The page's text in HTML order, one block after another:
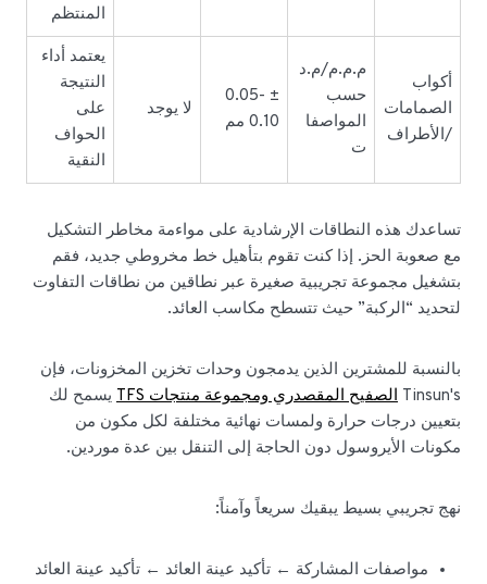
المنتظم
أكواب
الصمامات
/الأطراف
م.م.م/م.د
حسب
المواصفا
ت
± 0.05-
0.10 مم
لا يوجد
يعتمد أداء
النتيجة
على
الحواف
النقية
تساعدك هذه النطاقات الإرشادية على مواءمة مخاطر التشكيل
مع صعوبة الحز. إذا كنت تقوم بتأهيل خط مخروطي جديد، فقم
بتشغيل مجموعة تجريبية صغيرة عبر نطاقين من نطاقات التفاوت
لتحديد “الركبة” حيث تتسطح مكاسب العائد.
بالنسبة للمشترين الذين يدمجون وحدات تخزين المخزونات، فإن
Tinsun's الصفيح المقصدري ومجموعة منتجات TFS
يسمح لك
بتعيين درجات حرارة ولمسات نهائية مختلفة لكل مكون من
مكونات الأيروسول دون الحاجة إلى التنقل بين عدة موردين.
نهج تجريبي بسيط يبقيك سريعاً وآمناً:
مواصفات المشاركة ← تأكيد عينة العائد ← تأكيد عينة العائد